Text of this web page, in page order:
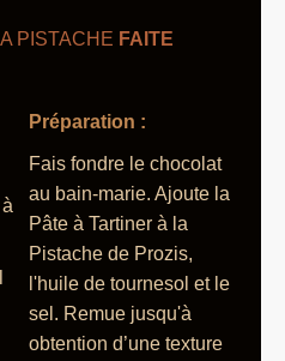
PISTACHE FAITE
Préparation :
Fais fondre le chocolat
au bain-marie. Ajoute la
Pâte à Tartiner à la
Pistache de Prozis,
l'huile de tournesol et le
sel. Remue jusqu'à
obtention d’une texture